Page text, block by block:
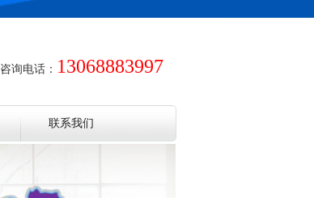
咨询电话： 13068883997
联系我们